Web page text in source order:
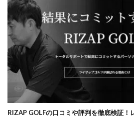
RIZAP GOLFの口コミや評判を徹底検証！